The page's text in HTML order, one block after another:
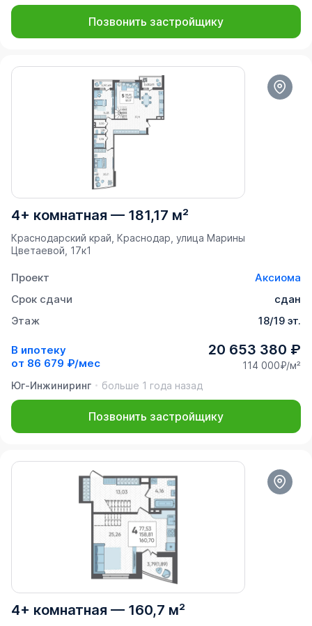
Позвонить застройщику
4+ комнатная — 181,17 м²
Краснодарский край, Краснодар, улица Марины
Цветаевой, 17к1
Проект
Аксиома
Срок сдачи
сдан
Этаж
18/19 эт.
В ипотеку
от 86 679 ₽/мес
20 653 380 ₽
114 000₽/м²
Юг-Инжиниринг
больше 1 года назад
Позвонить застройщику
4+ комнатная — 160,7 м²